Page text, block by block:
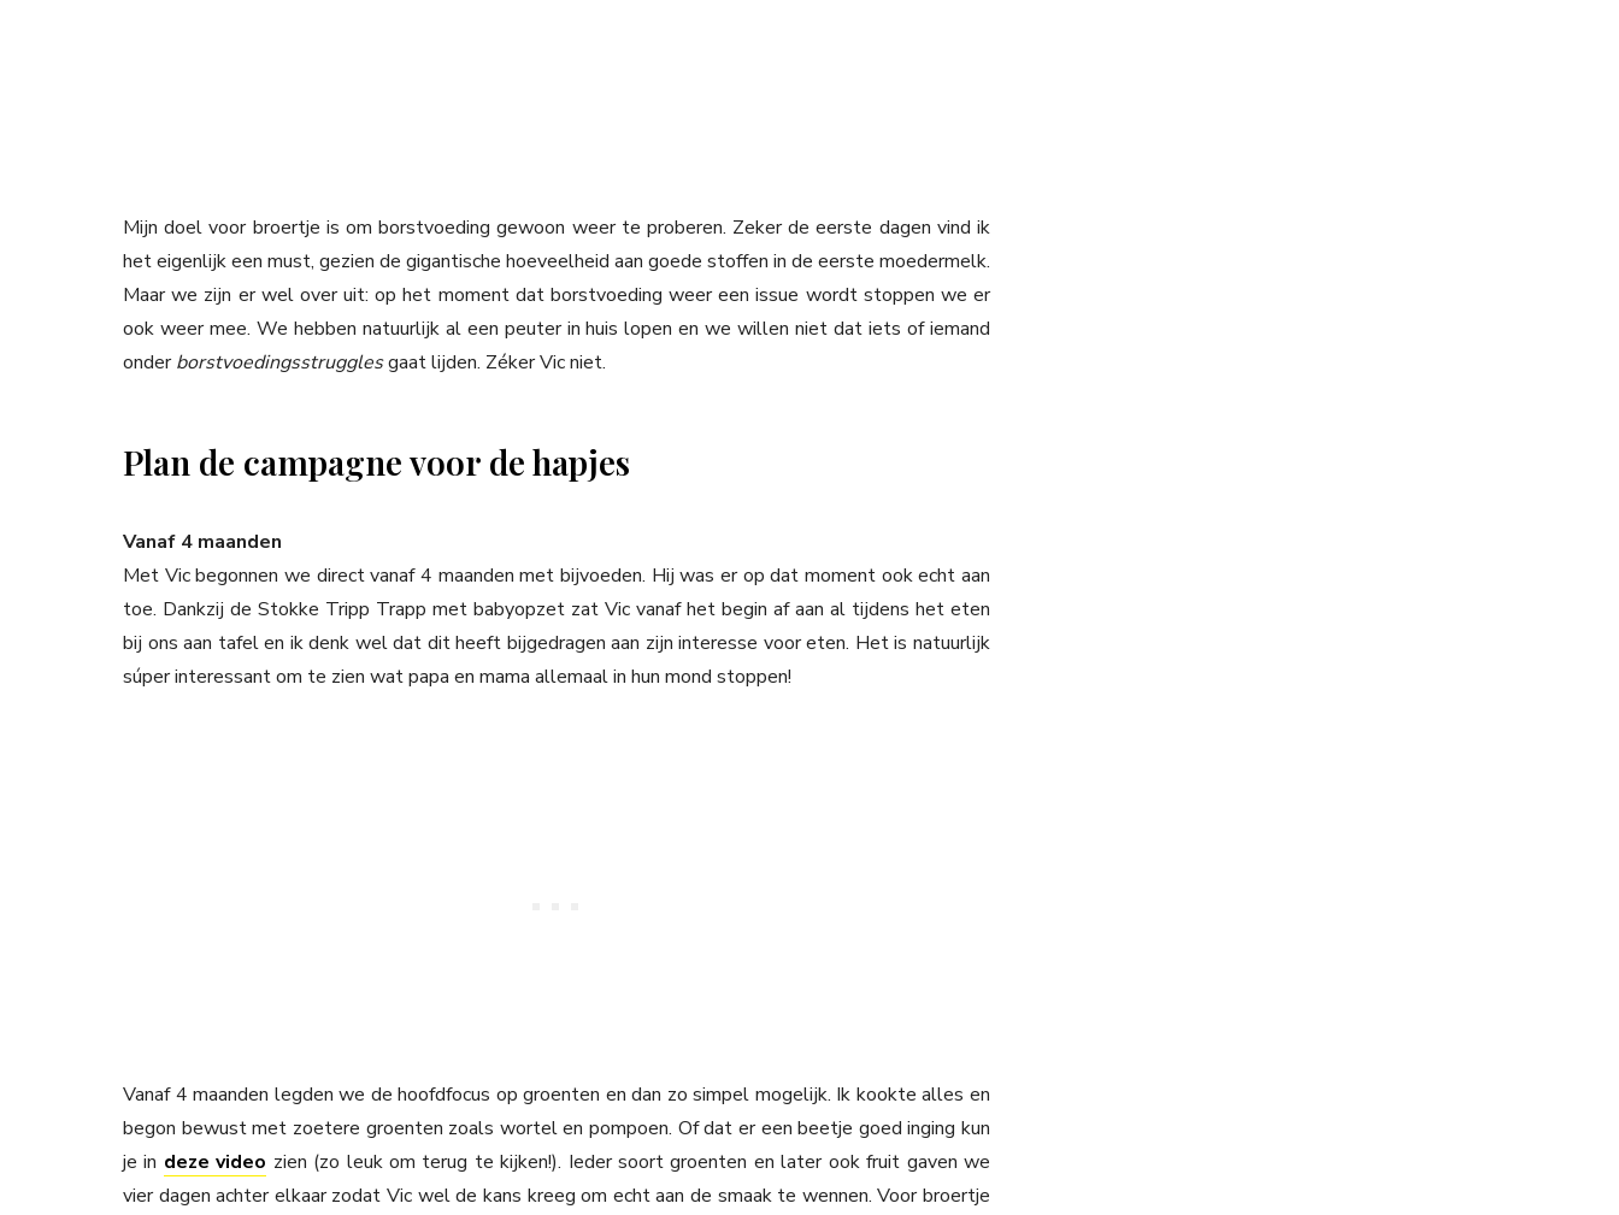
Mijn doel voor broertje is om borstvoeding gewoon weer te proberen. Zeker de eerste dagen vind ik
het eigenlijk een must, gezien de gigantische hoeveelheid aan goede stoffen in de eerste moedermelk.
Maar we zijn er wel over uit: op het moment dat borstvoeding weer een issue wordt stoppen we er
ook weer mee. We hebben natuurlijk al een peuter in huis lopen en we willen niet dat iets of iemand
onderborstvoedingsstrugglesgaat lijden. Zéker Vic niet.
Plan de campagne voor de hapjes
Vanaf 4 maanden
Met Vic begonnen we direct vanaf 4 maanden met bijvoeden. Hij was er op dat moment ook echt aan
toe. Dankzij de Stokke Tripp Trapp met babyopzet zat Vic vanaf het begin af aan al tijdens het eten
bij ons aan tafel en ik denk wel dat dit heeft bijgedragen aan zijn interesse voor eten. Het is natuurlijk
súper interessant om te zien wat papa en mama allemaal in hun mond stoppen!
Vanaf 4 maanden legden we de hoofdfocus op groenten en dan zo simpel mogelijk. Ik kookte alles en
begon bewust met zoetere groenten zoals wortel en pompoen. Of dat er een beetje goed inging kun
je in deze video zien (zo leuk om terug te kijken!). Ieder soort groenten en later ook fruit gaven we
vier dagen achter elkaar zodat Vic wel de kans kreeg om echt aan de smaak te wennen. Voor broertje